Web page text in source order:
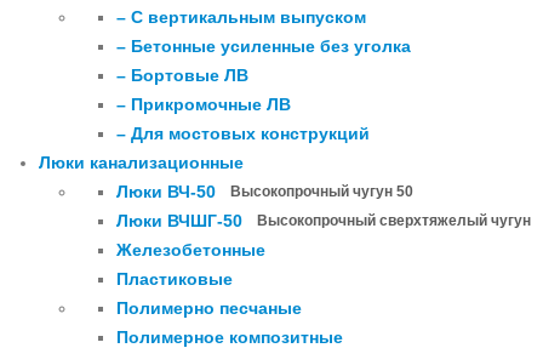
– С вертикальным выпуском
– Бетонные усиленные без уголка
– Бортовые ЛВ
– Прикромочные ЛВ
– Для мостовых конструкций
Люки канализационные
Люки ВЧ-50
Высокопрочный чугун 50
Люки ВЧШГ-50 Высокопрочный сверхтяжелый чугун
Железобетонные
Пластиковые
Полимерно песчаные
Полимерное композитные